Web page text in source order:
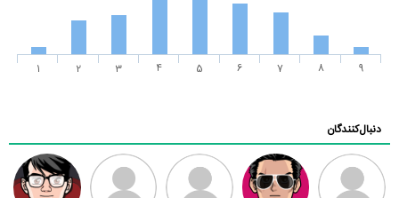
1 2 3 4 5 6 7 8 9
دنبال‌کنندگان